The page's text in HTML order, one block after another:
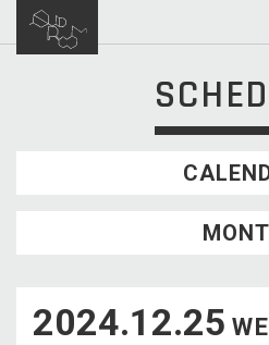
WED
2
3 4 5
2024.12.25